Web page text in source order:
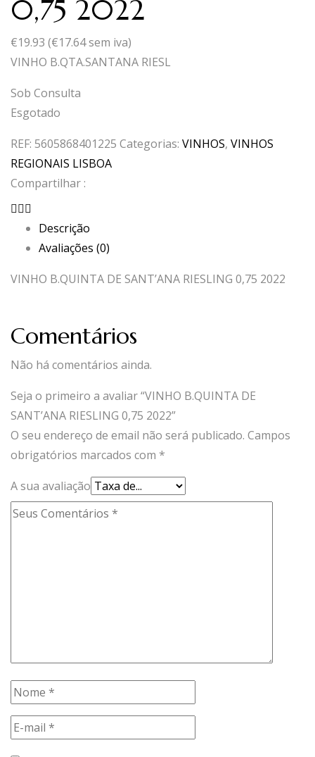
0,75 2022
€19.93 (€17.64sem iva)
VINHO B.QTA.SANTANA RIESL
Sob Consulta
Esgotado
REF: 5605868401225 Categorias: VINHOS, VINHOS
REGIONAIS LISBOA
Compartilhar :
Descrição
Avaliações (0)
VINHO B.QUINTA DE SANT’ANA RIESLING 0,75 2022
Comentários
Não há comentários ainda.
Seja o primeiro a avaliar “VINHO B.QUINTA DE
SANT’ANA RIESLING 0,75 2022”
O seu endereço de email não será publicado. Campos
obrigatórios marcados com *
A sua avaliação